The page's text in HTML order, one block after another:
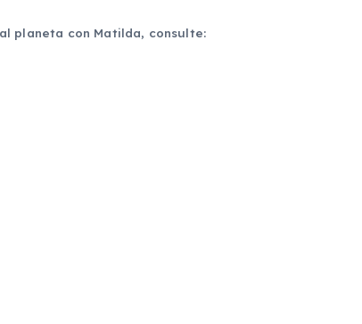
planeta con Matilda, consulte: